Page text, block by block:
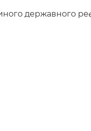
державного